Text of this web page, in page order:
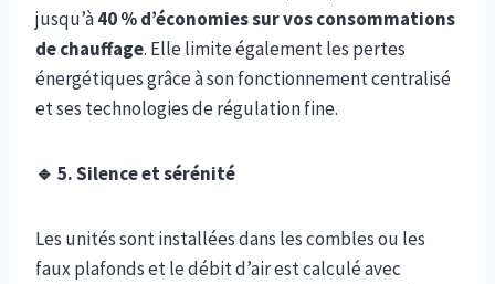
jusqu’à40 % d’économies sur vos consommations
de chauffage. Elle limite également les pertes
énergétiques grâce à son fonctionnement centralisé
et ses technologies de régulation fine.
🔹 5. Silence et sérénité
Les unités sont installées dans les combles ou les
faux plafonds et le débit d’air est calculé avec